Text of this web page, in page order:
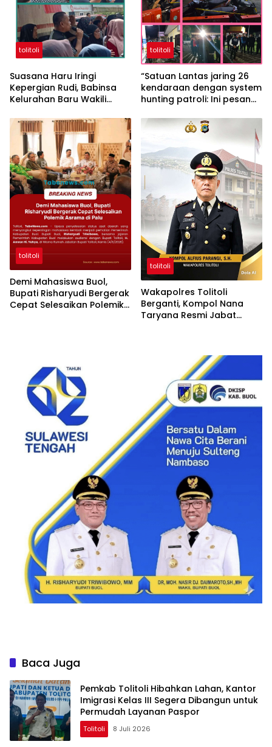
tolitoli
Suasana Haru Iringi
Kepergian Rudi, Babinsa
Kelurahan Baru Wakili
Permohonan Maaf
tolitoli
“Satuan Lantas jaring 26
kendaraan dengan system
hunting patroli: Ini pesan
tolitoli
Demi Mahasiswa Buol,
Bupati Risharyudi Bergerak
Cepat Selesaikan Polemik
tolitoli
Wakapolres Tolitoli
Berganti, Kompol Nana
Taryana Resmi Jabat
Baca Juga
Pemkab Tolitoli Hibahkan Lahan, Kantor
Imigrasi Kelas III Segera Dibangun untuk
Permudah Layanan Paspor
Tolitoli 8 Juli 2026